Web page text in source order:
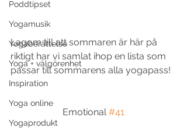
Poddtipset
Yogamusik
Yogaberättelse
Yoga + välgörenhet
Inspiration
Yoga online
Yogaprodukt
Lagom till att sommaren är här på
riktigt har vi samlat ihop en lista som
passar till sommarens alla yogapass!
Emotional #41